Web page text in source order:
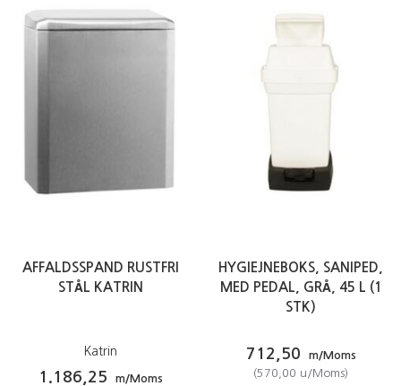
AFFALDSSPAND RUSTFRI
STÅL KATRIN
Katrin
1.186,25
m/Moms
HYGIEJNEBOKS, SANIPED,
MED PEDAL, GRÅ, 45 L (1
STK)
712,50
m/Moms
(570,00 u/Moms)